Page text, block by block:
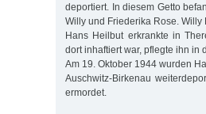
deportiert. In diesem Getto
Willy und Friederika Rose. Willy
Hans Heilbut erkrankte in
dort inhaftiert war, pflegte ihn in
Am 19. Oktober 1944 wurden
Auschwitz-Birkenau
ermordet.